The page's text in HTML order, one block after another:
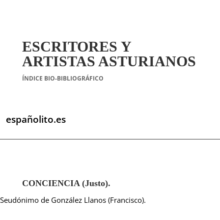
ESCRITORES Y
ARTISTAS ASTURIANOS
ÍNDICE BIO-BIBLIOGRÁFICO
españolito.es
CONCIENCIA (Justo).
Seudónimo de González Llanos (Francisco).